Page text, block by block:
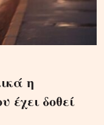
η
έχει δοθεί